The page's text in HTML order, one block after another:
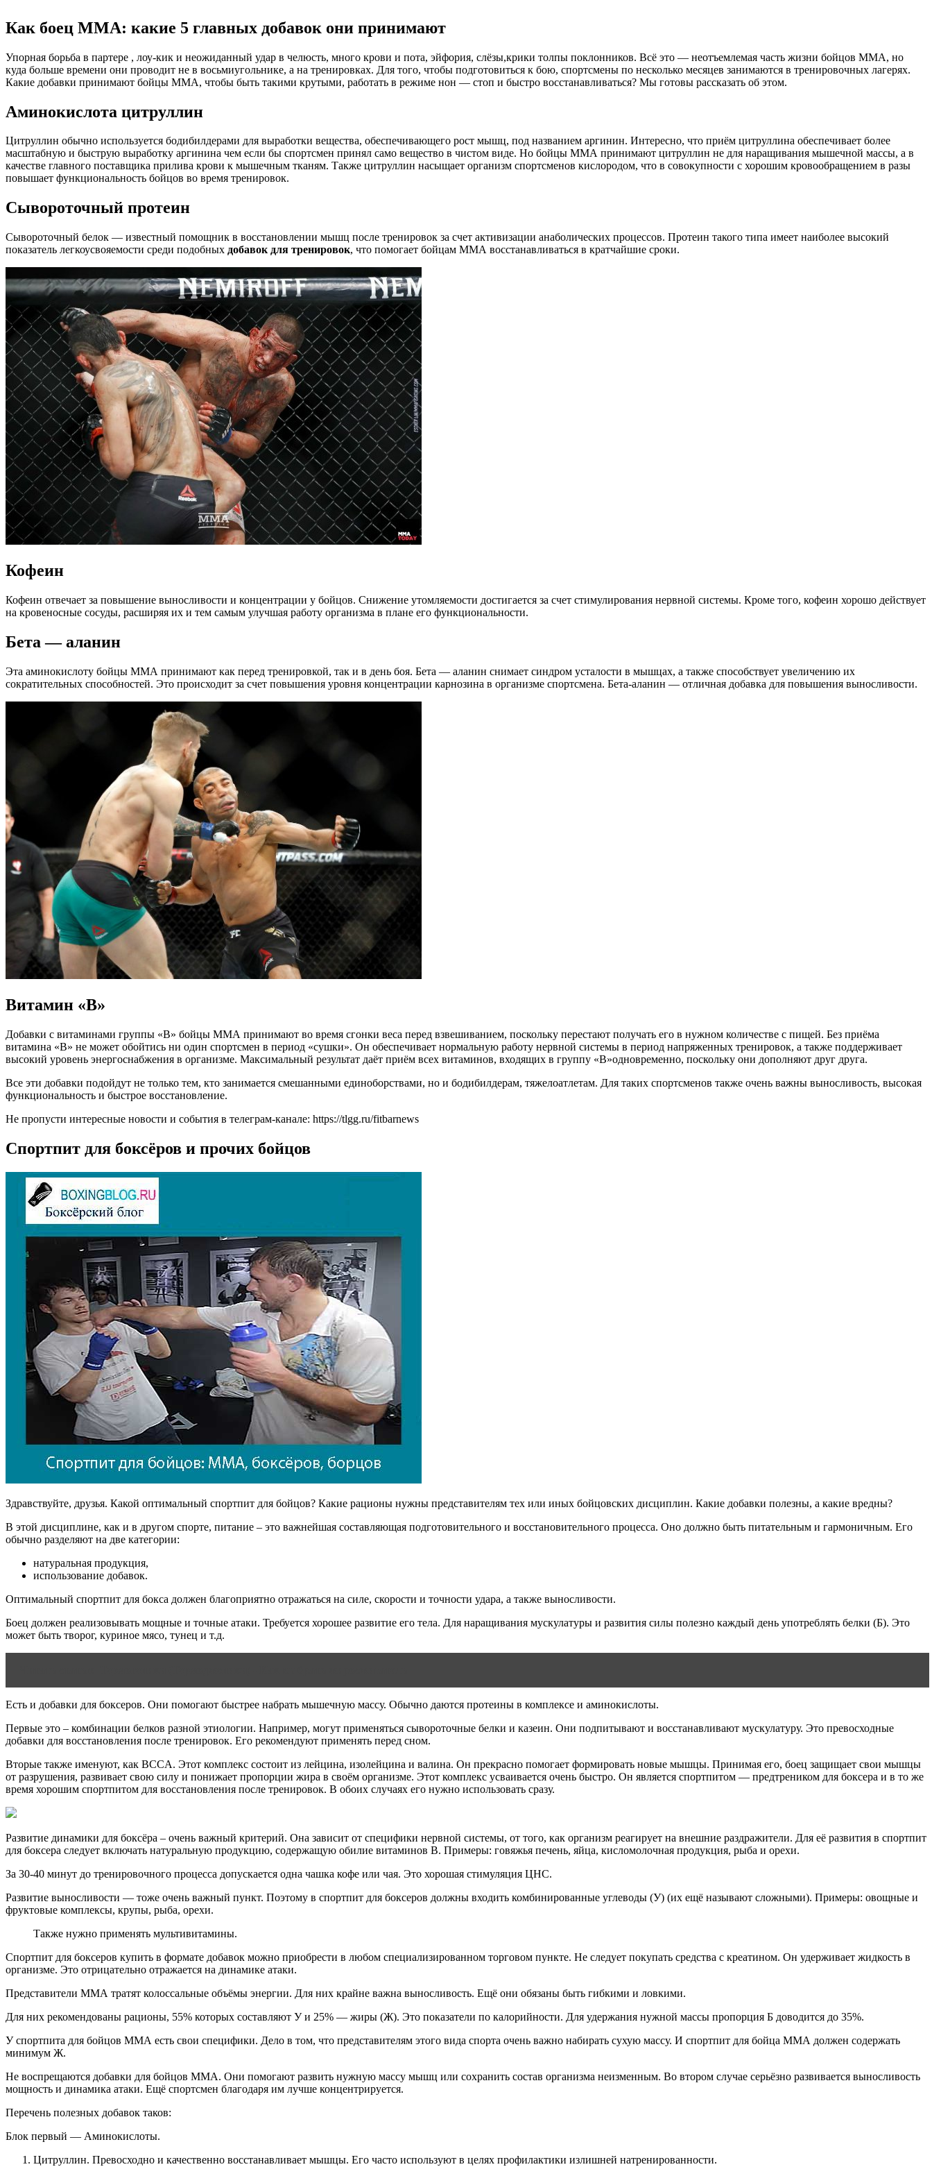
Как боец ММА: какие 5 главных добавок они принимают
Упорная борьба в партере , лоу-кик и неожиданный удар в челюсть, много крови и пота, эйфория, слёзы,крики толпы поклонников. Всё это — неотъемлемая часть жизни бойцов ММА, но
куда больше времени они проводит не в восьмиугольнике, а на тренировках. Для того, чтобы подготовиться к бою, спортсмены по несколько месяцев занимаются в тренировочных лагерях.
Какие добавки принимают бойцы ММА, чтобы быть такими крутыми, работать в режиме нон — стоп и быстро восстанавливаться? Мы готовы рассказать об этом.
Аминокислота цитруллин
Цитруллин обычно используется бодибилдерами для выработки вещества, обеспечивающего рост мышц, под названием аргинин. Интересно, что приём цитруллина обеспечивает более
масштабную и быструю выработку аргинина чем если бы спортсмен принял само вещество в чистом виде. Но бойцы ММА принимают цитруллин не для наращивания мышечной массы, а в
качестве главного поставщика прилива крови к мышечным тканям. Также цитруллин насыщает организм спортсменов кислородом, что в совокупности с хорошим кровообращением в разы
повышает функциональность бойцов во время тренировок.
Сывороточный протеин
Сывороточный белок — известный помощник в восстановлении мышц после тренировок за счет активизации анаболических процессов. Протеин такого типа имеет наиболее высокий
показатель легкоусвояемости среди подобных добавок для тренировок, что помогает бойцам ММА восстанавливаться в кратчайшие сроки.
Кофеин
Кофеин отвечает за повышение выносливости и концентрации у бойцов. Снижение утомляемости достигается за счет стимулирования нервной системы. Кроме того, кофеин хорошо действует
на кровеносные сосуды, расширяя их и тем самым улучшая работу организма в плане его функциональности.
Бета — аланин
Эта аминокислоту бойцы ММА принимают как перед тренировкой, так и в день боя. Бета — аланин снимает синдром усталости в мышцах, а также способствует увеличению их
сократительных способностей. Это происходит за счет повышения уровня концентрации карнозина в организме спортсмена. Бета-аланин — отличная добавка для повышения выносливости.
Витамин «B»
Добавки с витаминами группы «B» бойцы ММА принимают во время сгонки веса перед взвешиванием, поскольку перестают получать его в нужном количестве с пищей. Без приёма
витамина «B» не может обойтись ни один спортсмен в период «сушки». Он обеспечивает нормальную работу нервной системы в период напряженных тренировок, а также поддерживает
высокий уровень энергоснабжения в организме. Максимальный результат даёт приём всех витаминов, входящих в группу «B»одновременно, поскольку они дополняют друг друга.
Все эти добавки подойдут не только тем, кто занимается смешанными единоборствами, но и бодибилдерам, тяжелоатлетам. Для таких спортсменов также очень важны выносливость, высокая
функциональность и быстрое восстановление.
Не пропусти интересные новости и события в телеграм-канале: https://tlgg.ru/fitbarnews
Спортпит для боксёров и прочих бойцов
Здравствуйте, друзья. Какой оптимальный спортпит для бойцов? Какие рационы нужны представителям тех или иных бойцовских дисциплин. Какие добавки полезны, а какие вредны?
В этой дисциплине, как и в другом спорте, питание – это важнейшая составляющая подготовительного и восстановительного процесса. Оно должно быть питательным и гармоничным. Его
обычно разделяют на две категории:
натуральная продукция,
использование добавок.
Оптимальный спортпит для бокса должен благоприятно отражаться на силе, скорости и точности удара, а также выносливости.
Боец должен реализовывать мощные и точные атаки. Требуется хорошее развитие его тела. Для наращивания мускулатуры и развития силы полезно каждый день употреблять белки (Б). Это
может быть творог, куриное мясо, тунец и т.д.
Есть и добавки для боксеров. Они помогают быстрее набрать мышечную массу. Обычно даются протеины в комплексе и аминокислоты.
Первые это – комбинации белков разной этиологии. Например, могут применяться сывороточные белки и казеин. Они подпитывают и восстанавливают мускулатуру. Это превосходные
добавки для восстановления после тренировок. Его рекомендуют применять перед сном.
Вторые также именуют, как BCCA. Этот комплекс состоит из лейцина, изолейцина и валина. Он прекрасно помогает формировать новые мышцы. Принимая его, боец защищает свои мышцы
от разрушения, развивает свою силу и понижает пропорции жира в своём организме. Этот комплекс усваивается очень быстро. Он является спортпитом — предтреником для боксера и в то же
время хорошим спортпитом для восстановления после тренировок. В обоих случаях его нужно использовать сразу.
Развитие динамики для боксёра – очень важный критерий. Она зависит от специфики нервной системы, от того, как организм реагирует на внешние раздражители. Для её развития в спортпит
для боксера следует включать натуральную продукцию, содержащую обилие витаминов В. Примеры: говяжья печень, яйца, кисломолочная продукция, рыба и орехи.
За 30-40 минут до тренировочного процесса допускается одна чашка кофе или чая. Это хорошая стимуляция ЦНС.
Развитие выносливости — тоже очень важный пункт. Поэтому в спортпит для боксеров должны входить комбинированные углеводы (У) (их ещё называют сложными). Примеры: овощные и
фруктовые комплексы, крупы, рыба, орехи.
Также нужно применять мультивитамины.
Спортпит для боксеров купить в формате добавок можно приобрести в любом специализированном торговом пункте. Не следует покупать средства с креатином. Он удерживает жидкость в
организме. Это отрицательно отражается на динамике атаки.
Представители ММА тратят колоссальные объёмы энергии. Для них крайне важна выносливость. Ещё они обязаны быть гибкими и ловкими.
Для них рекомендованы рационы, 55% которых составляют У и 25% — жиры (Ж). Это показатели по калорийности. Для удержания нужной массы пропорция Б доводится до 35%.
У спортпита для бойцов ММА есть свои специфики. Дело в том, что представителям этого вида спорта очень важно набирать сухую массу. И спортпит для бойца ММА должен содержать
минимум Ж.
Не воспрещаются добавки для бойцов ММА. Они помогают развить нужную массу мышц или сохранить состав организма неизменным. Во втором случае серьёзно развивается выносливость
мощность и динамика атаки. Ещё спортсмен благодаря им лучше концентрируется.
Перечень полезных добавок таков:
Блок первый — Аминокислоты.
Цитруллин. Превосходно и качественно восстанавливает мышцы. Его часто используют в целях профилактики излишней натренированности.